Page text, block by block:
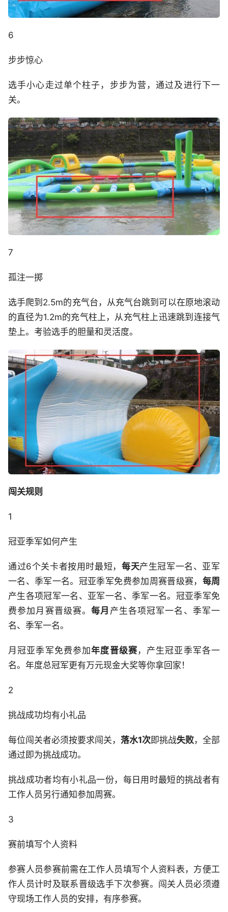
6
步步惊心
选手小心走过单个柱子，步步为营，通过及进行下一
关。
7
孤注一掷
选手爬到2.5m的充气台，从充气台跳到可以在原地滚动
的直径为1.2m的充气柱上，从充气柱上迅速跳到连接气
垫上。考验选手的胆量和灵活度。
闯关规则
1
冠亚季军如何产生
通过6个关卡者按用时最短， 每天产生冠军一名、亚军
一名、季军一名。冠亚季军免费参加周赛晋级赛， 每周
产生各项冠军一名、亚军一名、季军一名。冠亚季军免
费参加月赛晋级赛。每月 产生各项冠军一名、季军一
名、季军一名。
月冠亚季军免费参加年度晋级赛，产生冠亚季军各一
名。年度总冠军更有万元现金大奖等你拿回家！
2
挑战成功均有小礼品
每位闯关者必须按要求闯关， 落水1次即挑战失败，全部
通过即为挑战成功。
挑战成功者均有小礼品一份，每日用时最短的挑战者有
工作人员另行通知参加周赛。
3
赛前填写个人资料
参赛人员参赛前需在工作人员填写个人资料表，方便工
作人员计时及联系晋级选手下次参赛。闯关人员必须遵
守现场工作人员的安排，有序参赛。